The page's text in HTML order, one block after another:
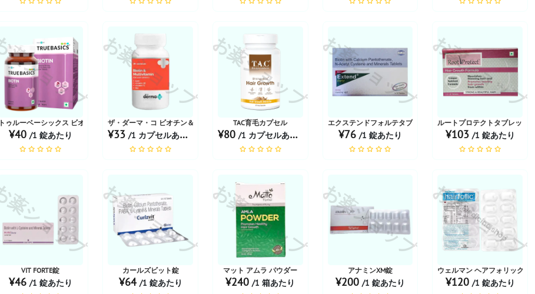
レット
ショップ
トゥルーベーシックス ビオチンタブレット
¥40 /1 錠あたり
お薬ショップ
ザ・ダーマ・コ ビオチン＆マルチビタミンカプセル
¥33/1 カプセルあたり
お薬ショップ
TAC育毛カプセル
¥80 /1 カプセルあたり
お薬ショップ
エクステンドフォルテタブレット
¥76 /1 錠あたり
お薬ショップ
ルートプロテクトタブレット
¥103 /1 錠あたり
ショップ
VIT FORTE錠
¥46 /1 錠あたり
お薬ショップ
カールズビット錠
¥64 /1 錠あたり
お薬ショップ
マット アムラ パウダー
¥240/1 箱あたり
お薬ショップ
アナミンXM錠
¥200 /1 錠あたり
お薬ショップ
ウェルマン ヘアフォリック
¥120 /1 錠あたり